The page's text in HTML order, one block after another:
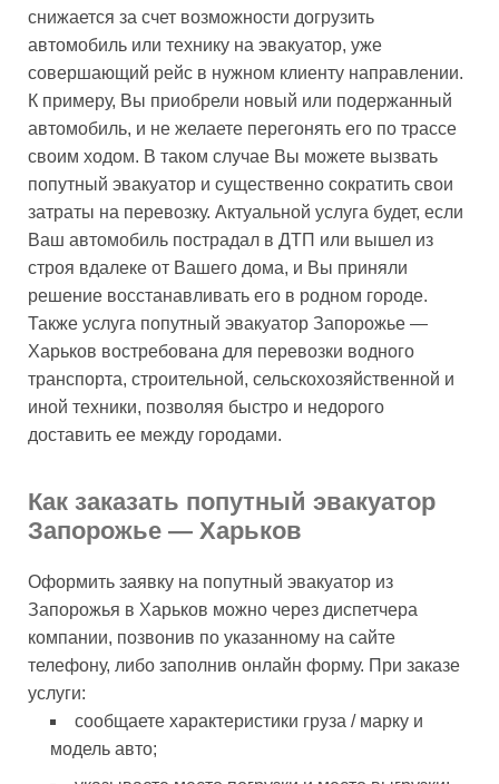
снижается за счет возможности догрузить
автомобиль или технику на эвакуатор, уже
совершающий рейс в нужном клиенту направлении.
К примеру, Вы приобрели новый или подержанный
автомобиль, и не желаете перегонять его по трассе
своим ходом. В таком случае Вы можете вызвать
попутный эвакуатор и существенно сократить свои
затраты на перевозку. Актуальной услуга будет, если
Ваш автомобиль пострадал в ДТП или вышел из
строя вдалеке от Вашего дома, и Вы приняли
решение восстанавливать его в родном городе.
Также услуга попутный эвакуатор Запорожье —
Харьков востребована для перевозки водного
транспорта, строительной, сельскохозяйственной и
иной техники, позволяя быстро и недорого
доставить ее между городами.
Как заказать попутный эвакуатор
Запорожье — Харьков
Оформить заявку на попутный эвакуатор из
Запорожья в Харьков можно через диспетчера
компании, позвонив по указанному на сайте
телефону, либо заполнив онлайн форму. При заказе
услуги:
сообщаете характеристики груза / марку и
модель авто;